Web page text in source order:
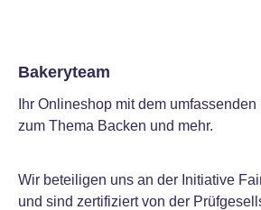
Bakeryteam
Ihr Onlineshop mit dem
zum Thema Backen und mehr.
Wir beteiligen uns an der Initiative
und sind zertifiziert von der